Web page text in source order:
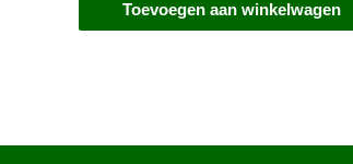
Toevoegen aan winkelwagen